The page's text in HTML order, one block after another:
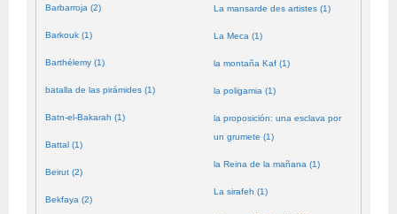
Barbarroja (2)
Barkouk (1)
Barthélemy (1)
batalla de las pirámides (1)
Batn-el-Bakarah (1)
Battal (1)
Beirut (2)
Bekfaya (2)
La mansarde des artistes (1)
La Meca (1)
la montaña Kaf (1)
la poligamia (1)
la proposición: una esclava por
un grumete (1)
la Reina de la mañana (1)
La sirafeh (1)